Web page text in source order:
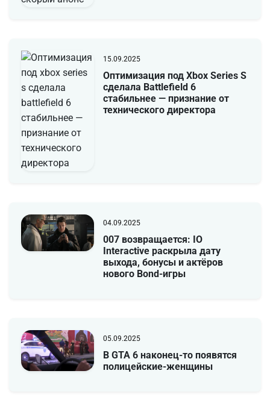
15.09.2025
Оптимизация под Xbox Series S
сделала Battlefield 6
стабильнее — признание от
технического директора
04.09.2025
007 возвращается: IO
Interactive раскрыла дату
выхода, бонусы и актёров
нового Bond-игры
05.09.2025
В GTA 6 наконец-то появятся
полицейские-женщины